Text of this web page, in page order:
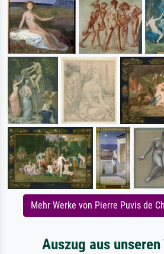
Mehr Werke von Pierre Puvis de
Auszug aus unseren